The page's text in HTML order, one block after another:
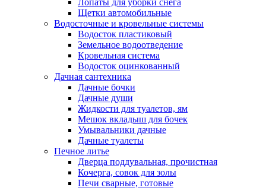
Лопаты для уборки снега
Щетки автомобильные
Водосточные и кровельные системы
Водосток пластиковый
Земельное водоотведение
Кровельная система
Водосток оцинкованный
Дачная сантехника
Дачные бочки
Дачные души
Жидкости для туалетов, ям
Мешок вкладыш для бочек
Умывальники дачные
Дачные туалеты
Печное литье
Дверца поддувальная, прочистная
Кочерга, совок для золы
Печи сварные, готовые